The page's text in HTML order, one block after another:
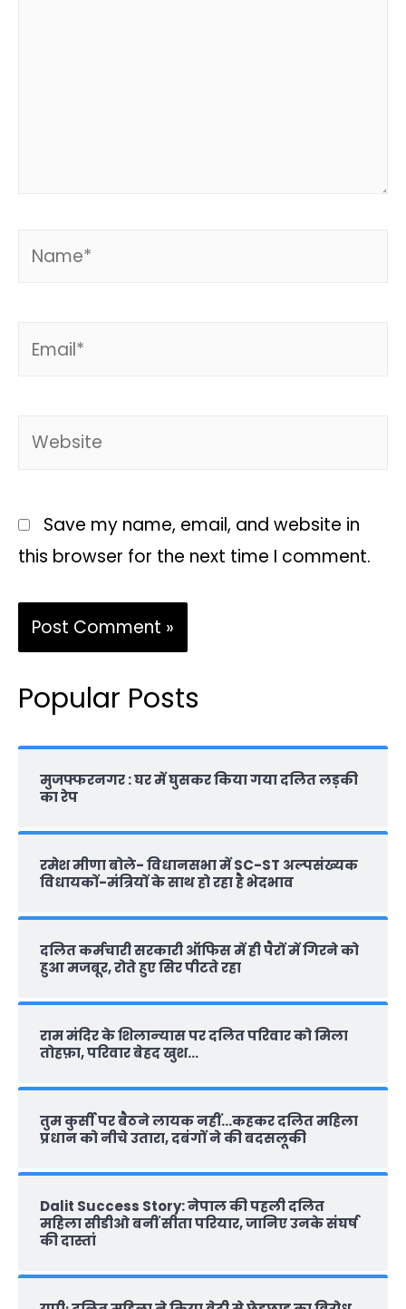
Save my name, email, and website in
this browser for the next time I comment.
Popular Posts
मुजफ्फरनगर : घर में घुसकर किया गया दलित लड़की
का रेप
रमेश मीणा बोले- विधानसभा में SC-ST अल्पसंख्यक
विधायकों-मंत्रियों के साथ हो रहा है भेदभाव
दलित कर्मचारी सरकारी ऑफ‍िस में ही पैरों में गिरने को
हुआ मजबूर, रोते हुए सिर पीटते रहा
राम मंदिर के शिलान्‍यास पर दलित परिवार को मिला
तोहफ़ा, परिवार बेहद खुश…
तुम कुर्सी पर बैठने लायक नहीं…कहकर दलित महिला
प्रधान को नीचे उतारा, दबंगों ने की बदसलूकी
Dalit Success Story: नेपाल की पहली दलित
महिला सीडीओ बनीं सीता परियार, जानिए उनके संघर्ष
की दास्‍तां